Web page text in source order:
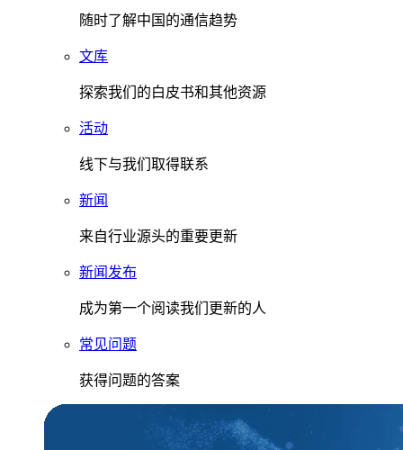
随时了解中国的通信趋势
文库
探索我们的白皮书和其他资源
活动
线下与我们取得联系
新闻
来自行业源头的重要更新
新闻发布
成为第一个阅读我们更新的人
常见问题
获得问题的答案